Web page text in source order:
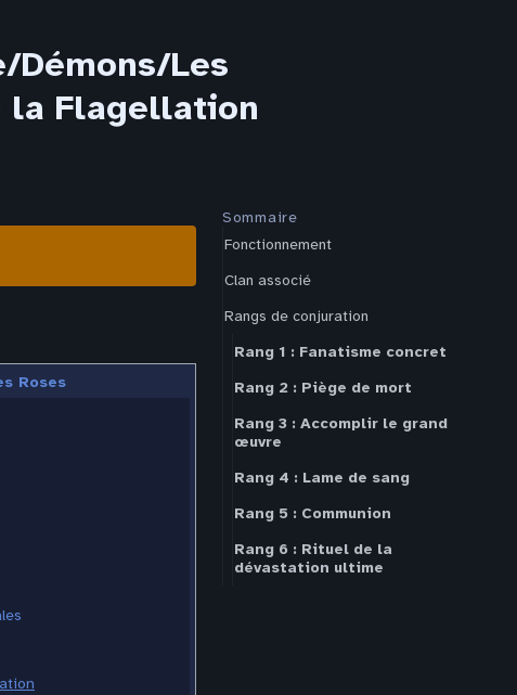
Démons/Les
la Flagellation
Roses
Sommaire
Fonctionnement
Clan associé
Rangs de conjuration
Rang 1 : Fanatisme concret
Rang 2 : Piège de mort
Rang 3 : Accomplir le grand
œuvre
Rang 4 : Lame de sang
Rang 5 : Communion
Rang 6 : Rituel de la
dévastation ultime